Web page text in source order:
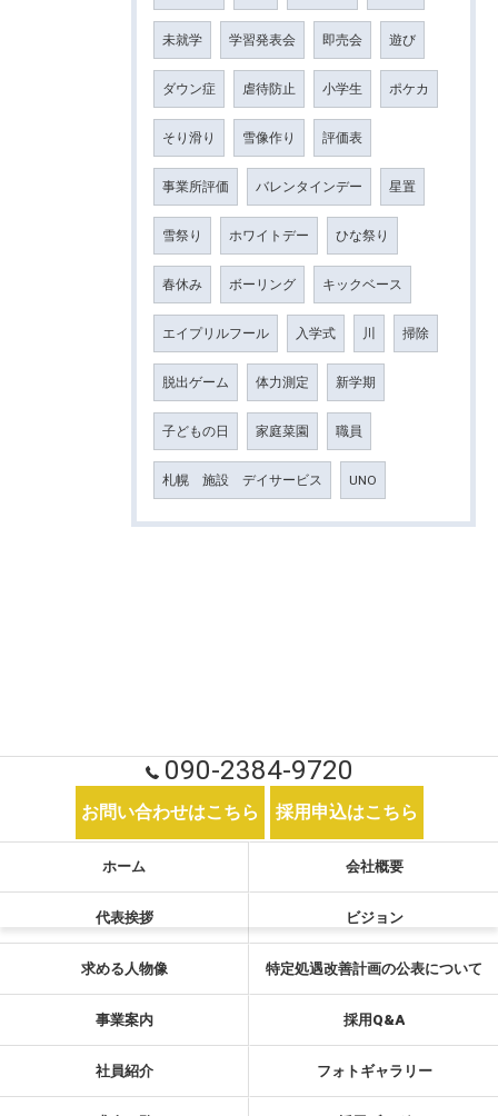
未就学 学習発表会 即売会 遊び
ダウン症 虐待防止 小学生 ポケカ
そり滑り 雪像作り 評価表
事業所評価 バレンタインデー 星置
雪祭り ホワイトデー ひな祭り
春休み ボーリング キックベース
エイプリルフール 入学式 川 掃除
脱出ゲーム 体力測定 新学期
子どもの日 家庭菜園 職員
札幌 施設 デイサービス UNO
090-2384-9720
お問い合わせはこちら 採用申込はこちら
ホーム 会社概要
代表挨拶 ビジョン
求める人物像 特定処遇改善計画の公表について
事業案内 採用Q&A
社員紹介 フォトギャラリー